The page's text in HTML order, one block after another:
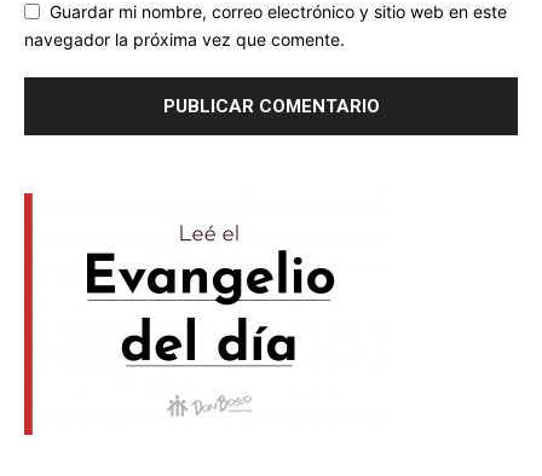
Guardar mi nombre, correo electrónico y sitio web en este
navegador la próxima vez que comente.